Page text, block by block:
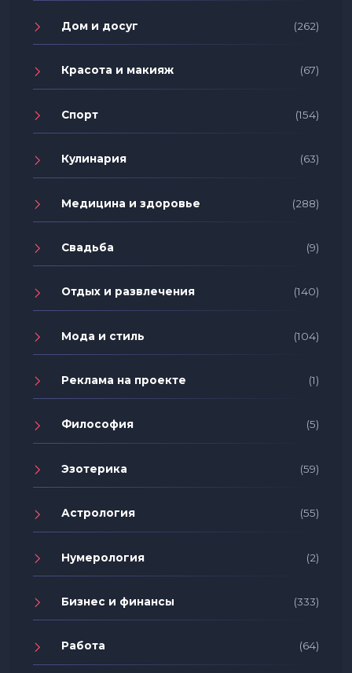
Дом и досуг (262)
Красота и макияж (67)
Спорт (154)
Кулинария (63)
Медицина и здоровье (288)
Свадьба (9)
Отдых и развлечения (140)
Мода и стиль (104)
Реклама на проекте (1)
Философия (5)
Эзотерика (59)
Астрология (55)
Нумерология (2)
Бизнес и финансы (333)
Работа (64)